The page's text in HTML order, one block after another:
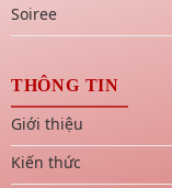
Soiree
THÔNG TIN
Giới thiệu
Kiến thức